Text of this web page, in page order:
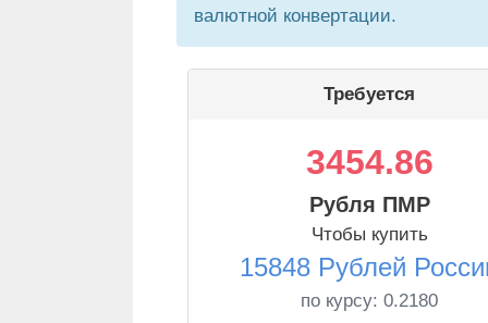
валютной конвертации.
Требуется
3454.86
Рубля ПМР
Чтобы купить
15848 Рублей
по курсу: 0.2180